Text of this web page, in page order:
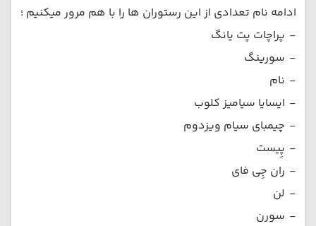
ادامه نام تعدادی از این رستوران ها را با هم مرور میکنیم ؛
- پراچات پت یانگ
- سورینگ
- نام
- ایسایا سیامیز کلوب
- چیمبای سیام ویزدوم
- پِیست
- ران جِی فای
- لن
- سورن